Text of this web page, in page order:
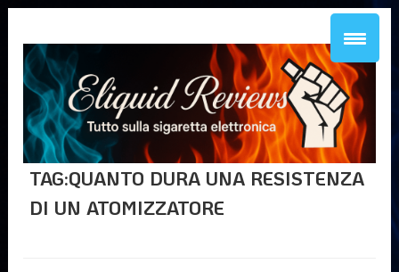
TAG:QUANTO DURA UNA RESISTENZA
DI UN ATOMIZZATORE